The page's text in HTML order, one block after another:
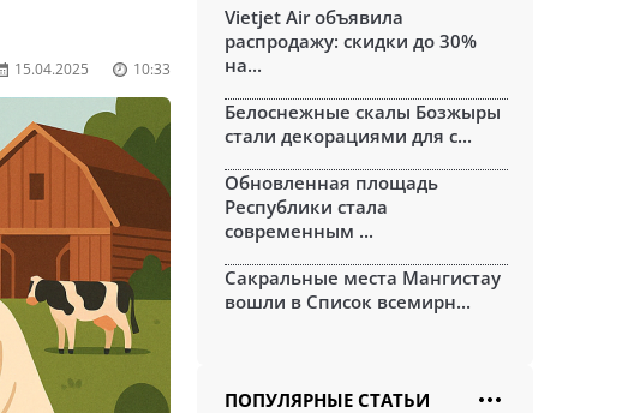
15.04.2025 10:33
Vietjet Air объявила
распродажу: скидки до 30%
на...
Белоснежные скалы Бозжыры
стали декорациями для с...
Обновленная площадь
Республики стала
современным ...
Сакральные места Мангистау
вошли в Список всемирн...
ПОПУЛЯРНЫЕ СТАТЬИ